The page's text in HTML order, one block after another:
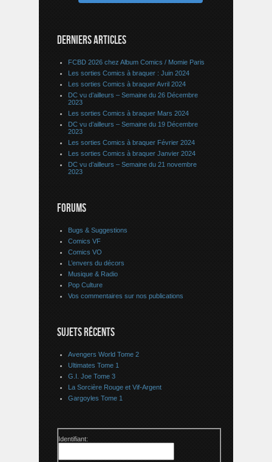
DERNIERS ARTICLES
FCBD 2026 chez Album Comics / Momie Paris
Les sorties Comics à braquer : Juin 2024
Les sorties Comics à braquer Avril 2024
DC vu d’ailleurs – Semaine du 26 Décembre
2023
Les sorties Comics à braquer Mars 2024
DC vu d’ailleurs – Semaine du 19 Décembre
2023
Les sorties Comics à braquer Février 2024
Les sorties Comics à braquer Janvier 2024
DC vu d’ailleurs – Semaine du 21 novembre
2023
FORUMS
Bugs & Suggestions
Comics VF
Comics VO
L’envers du décors
Musique & Radio
Pop Culture
Vos commentaires sur nos publications
SUJETS RÉCENTS
Avengers World Tome 2
Ultimates Tome 1
G.I. Joe Tome 3
La Sorcière Rouge et Vif-Argent
Gargoyles Tome 1
Identifiant: